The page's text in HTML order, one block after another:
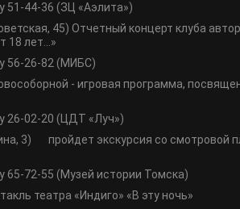
51-44-36 (ЗЦ «Аэлита»)
45) Отчетный концерт клуба
18 лет…»
56-26-82 (МИБС)
- игровая программа,
26-02-20 (ЦДТ «Луч»)
3) пройдет экскурсия со смотровой
72-55 (Музей истории Томска)
театра «Индиго» «В эту ночь»